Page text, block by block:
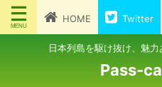
HOME Twitter
日本列島を駆け抜け、魅
Pass-